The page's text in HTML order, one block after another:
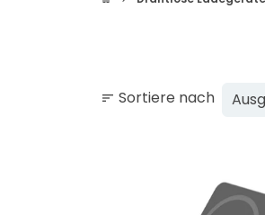
sort Sortiere nach